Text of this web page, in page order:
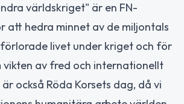
världskriget" är en FN-
att hedra minnet av de miljontals
livet under kriget och för
vikten av fred och internationellt
också Röda Korsets dag, då vi